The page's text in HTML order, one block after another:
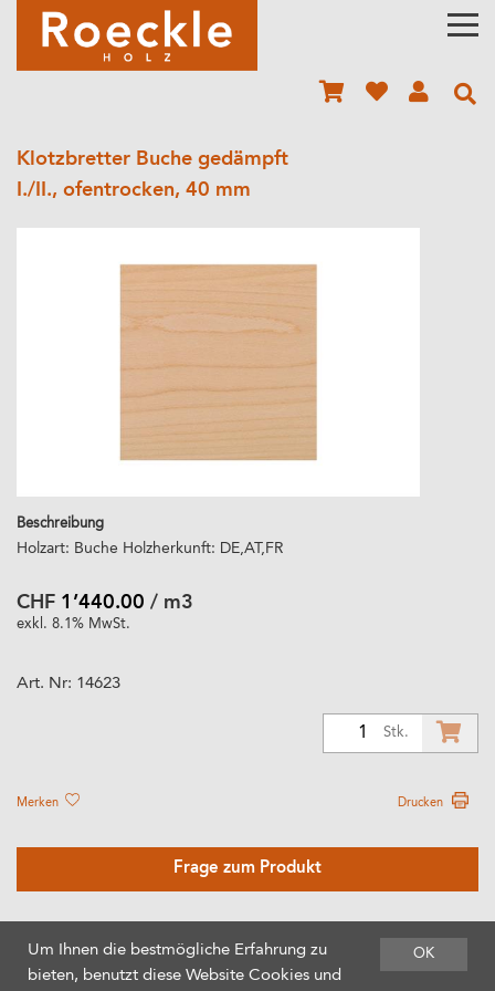
Klotzbretter Buche gedämpft
I./II., ofentrocken, 40 mm
Beschreibung
Holzart: Buche Holzherkunft: DE,AT,FR
CHF 1’440.00 / m3
exkl. 8.1% MwSt.
Art. Nr: 14623
Stk.
Merken Drucken
Frage zum Produkt
OK
Um Ihnen die bestmögliche Erfahrung zu
bieten, benutzt diese Website Cookies und